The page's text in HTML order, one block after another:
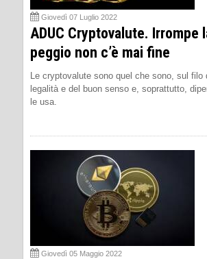
Giovedì 07 Luglio 2022
ADUC Cryptovalute. Irrompe
peggio non c’è mai fine
Le cryptovalute sono quel che sono, sul filo
legalità e del buon senso e, soprattutto,
le usa.
Giovedì 05 Maggio 2022